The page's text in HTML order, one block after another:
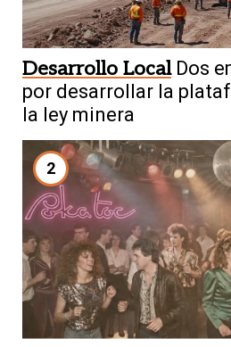
Desarrollo Local Dos
por desarrollar la
la ley minera
2